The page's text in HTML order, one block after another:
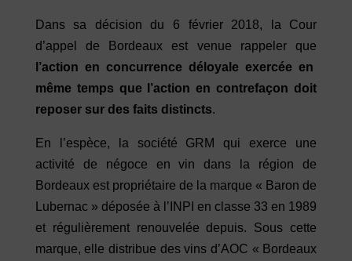
Dans sa décision du 6 février 2018, la Cour
d’appel de Bordeaux est venue rappeler que
l’action en concurrence déloyale exercée en
même temps que l’action en contrefaçon doit
reposer sur des faits distincts.
En l’espèce, la société GRM qui exerce une
activité de négoce en vin dans la région de
Bordeaux est propriétaire de la marque « Baron de
Lubernac » déposée à l’INPI en classe 33 en 1989
et régulièrement renouvelée depuis. Sous cette
marque, elle distribue des vins d’AOC « Bordeaux